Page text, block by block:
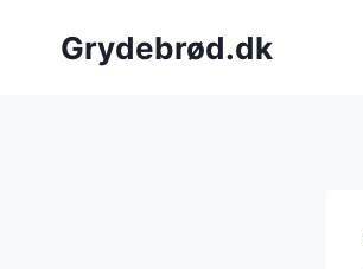
Grydebrød.dk